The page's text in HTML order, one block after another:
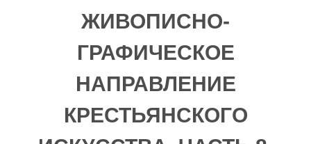
ЖИВОПИСНО-
ГРАФИЧЕСКОЕ
НАПРАВЛЕНИЕ
КРЕСТЬЯНСКОГО